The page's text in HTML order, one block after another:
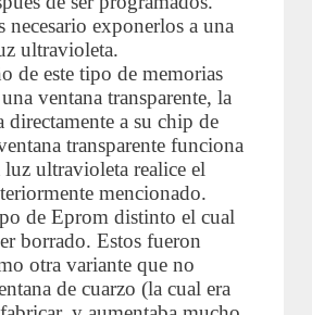
necesario exponerlos a una
ultravioleta.
de este tipo de memorias
ventana transparente, la
directamente a su chip de
transparente funciona
luz ultravioleta realice el
mencionado.
de Eprom distinto el cual
borrado. Estos fueron
otra variante que no
de cuarzo (la cual era